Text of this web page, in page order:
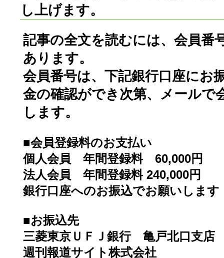
し上げます。
記事の全文を読むには、会員番
あります。
会員番号は、下記銀行口座にお
金の確認ができ次第、メールで
します。
■会員登録料のお支払い
個人会員 年間登録料 60,000円
法人会員 年間登録料 240,000円
銀行口座へのお振込でお願いします
■お振込先
三菱東京ＵＦＪ銀行 亀戸北口支
週刊報道サイト株式会社